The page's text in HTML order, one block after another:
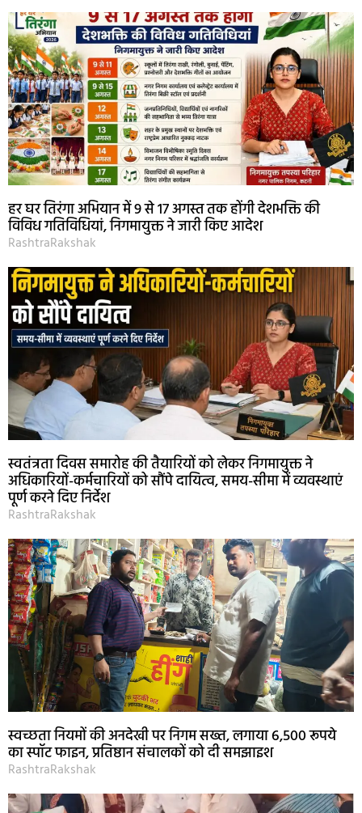
हर घर तिरंगा अभियान में 9 से 17 अगस्त तक होंगी देशभक्ति की
विविध गतिविधियां, निगमायुक्त ने जारी किए आदेश
RashtraRakshak
स्वतंत्रता दिवस समारोह की तैयारियों को लेकर निगमायुक्त ने
अधिकारियों-कर्मचारियों को सौंपे दायित्व, समय-सीमा में व्यवस्थाएं
पूर्ण करने दिए निर्देश
RashtraRakshak
स्वच्छता नियमों की अनदेखी पर निगम सख्त, लगाया 6,500 रूपये
का स्पॉट फाइन, प्रतिष्ठान संचालकों को दी समझाइश
RashtraRakshak